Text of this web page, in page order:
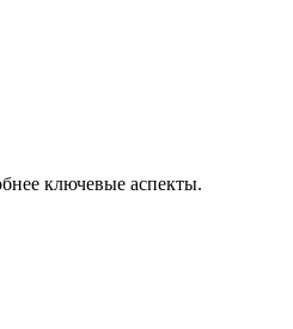
ключевые аспекты.